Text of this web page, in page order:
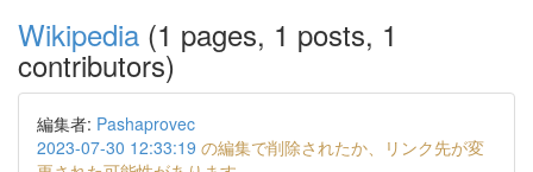
Wikipedia (1 pages, 1 posts, 1
contributors)
編集者: Pashaprovec
2023-07-30 12:33:19 の編集で削除されたか、リンク先が変